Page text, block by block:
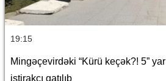
19:15
Mingəçevirdəki “Kürü keçək?! 5”
iştirakçı qatılıb